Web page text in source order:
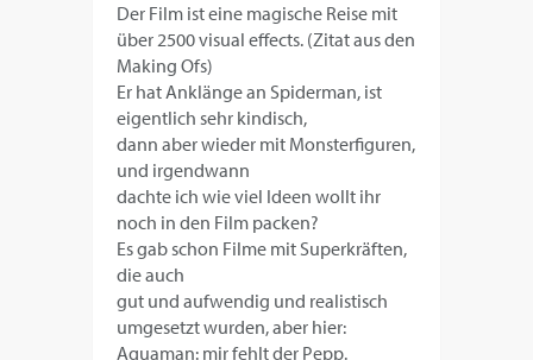
Der Film ist eine magische Reise mit
über 2500 visual effects. (Zitat aus den
Making Ofs)
Er hat Anklänge an Spiderman, ist
eigentlich sehr kindisch,
dann aber wieder mit Monsterfiguren,
und irgendwann
dachte ich wie viel Ideen wollt ihr
noch in den Film packen?
Es gab schon Filme mit Superkräften,
die auch
gut und aufwendig und realistisch
umgesetzt wurden, aber hier:
Aquaman: mir fehlt der Pepp.